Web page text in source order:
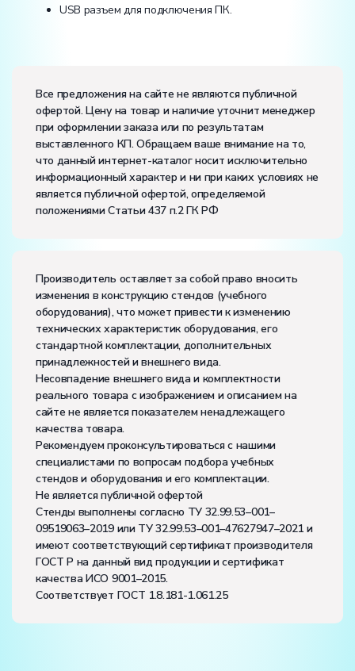
USB разъем для подключения ПК.
частота, Гц:50
Класс защиты от поражения электрическим током:
Диапазон рабочих температур, ˚С:+10…+35
Влажность, %:до 80
Все предложения на сайте не являются публичной
офертой. Цену на товар и наличие уточнит менеджер
при оформлении заказа или по результатам
выставленного КП. Обращаем ваше внимание на то,
что данный интернет-каталог носит исключительно
информационный характер и ни при каких условиях не
является публичной офертой, определяемой
положениями Статьи 437 п.2 ГК РФ
Производитель оставляет за собой право вносить
изменения в конструкцию стендов (учебного
оборудования), что может привести к изменению
технических характеристик оборудования, его
стандартной комплектации, дополнительных
принадлежностей и внешнего вида.
Несовпадение внешнего вида и комплектности
реального товара с изображением и описанием на
сайте не является показателем ненадлежащего
качества товара.
Рекомендуем проконсультироваться с нашими
специалистами по вопросам подбора учебных
стендов и оборудования и его комплектации.
Не является публичной офертой
Стенды выполнены согласно ТУ 32.99.53–001–
09519063–2019 или ТУ 32.99.53–001–47627947–2021 и
имеют соответствующий сертификат производителя
ГОСТ Р на данный вид продукции и сертификат
качества ИСО 9001–2015.
Соответствует ГОСТ 1.8.181-1.061.25